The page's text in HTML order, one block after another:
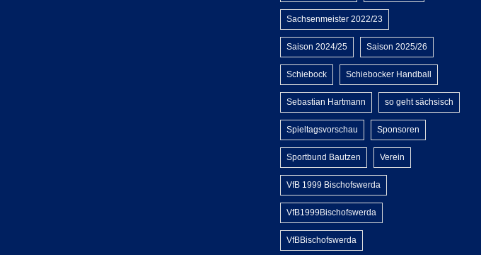
Sachsenmeister 2022/23
Saison 2024/25 Saison 2025/26
Schiebock Schiebocker Handball
Sebastian Hartmann so geht sächsisch
Spieltagsvorschau Sponsoren
Sportbund Bautzen Verein
VfB 1999 Bischofswerda
VfB1999Bischofswerda
VfBBischofswerda